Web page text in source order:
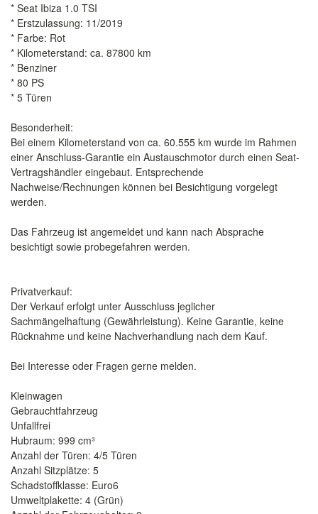
* Seat Ibiza 1.0 TSI
* Erstzulassung: 11/2019
* Farbe: Rot
* Kilometerstand: ca. 87800 km
* Benziner
* 80 PS
* 5 Türen
Besonderheit:
Bei einem Kilometerstand von ca. 60.555 km wurde im Rahmen
einer Anschluss-Garantie ein Austauschmotor durch einen Seat-
Vertragshändler eingebaut. Entsprechende
Nachweise/Rechnungen können bei Besichtigung vorgelegt
werden.
Das Fahrzeug ist angemeldet und kann nach Absprache
besichtigt sowie probegefahren werden.
Privatverkauf:
Der Verkauf erfolgt unter Ausschluss jeglicher
Sachmängelhaftung (Gewährleistung). Keine Garantie, keine
Rücknahme und keine Nachverhandlung nach dem Kauf.
Bei Interesse oder Fragen gerne melden.
Kleinwagen
Gebrauchtfahrzeug
Unfallfrei
Hubraum: 999 cm³
Anzahl der Türen: 4/5 Türen
Anzahl Sitzplätze: 5
Schadstoffklasse: Euro6
Umweltplakette: 4 (Grün)